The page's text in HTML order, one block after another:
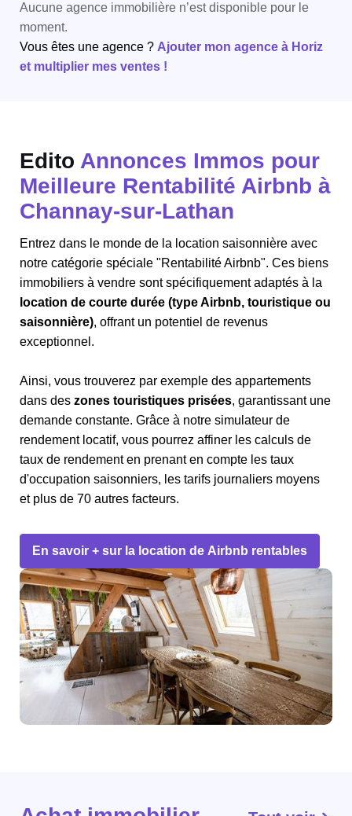
Aucune agence immobilière n’est disponible pour le
moment.
Vous êtes une agence ? Ajouter mon agence à Horiz
et multiplier mes ventes !
Edito Annonces Immos pour
Meilleure Rentabilité Airbnb à
Channay-sur-Lathan
Entrez dans le monde de la location saisonnière avec
notre catégorie spéciale "Rentabilité Airbnb". Ces biens
immobiliers à vendre sont spécifiquement adaptés à la
location de courte durée (type Airbnb, touristique ou
saisonnière), offrant un potentiel de revenus
exceptionnel.
Ainsi, vous trouverez par exemple des appartements
dans des zones touristiques prisées, garantissant une
demande constante. Grâce à notre simulateur de
rendement locatif, vous pourrez affiner les calculs de
taux de rendement en prenant en compte les taux
d'occupation saisonniers, les tarifs journaliers moyens
et plus de 70 autres facteurs.
En savoir + sur la location de Airbnb rentables